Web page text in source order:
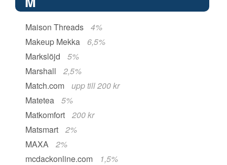
Maison Threads
4%
Makeup Mekka
6,5%
Markslöjd
5%
Marshall
2,5%
Match.com
upp till 200 kr
Matetea
5%
Matkomfort
200 kr
Matsmart
2%
MAXA
2%
mcdackonline.com
1,5%